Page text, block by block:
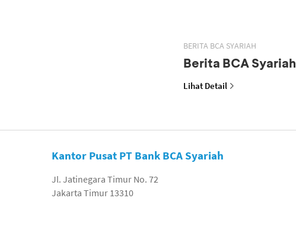
BERITA BCA SYARIAH
Berita BCA Syariah
Lihat Detail
Kantor Pusat PT Bank BCA Syariah
Jl. Jatinegara Timur No. 72
Jakarta Timur 13310